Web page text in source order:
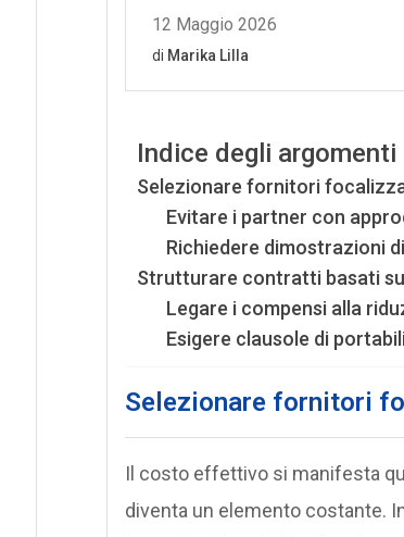
Indice degli argomenti
Selezionare fornitori
Evitare i partner con
Richiedere dimostrazioni
Strutturare contratti basati su
Legare i compensi alla
Esigere clausole di
Selezionare fornitori
Il costo effettivo si manifesta
diventa un elemento costante.